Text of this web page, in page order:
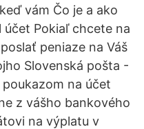
vám Čo je a ako
účet Pokiaľ chcete na
peniaze na Váš
Slovenská pošta -
na účet
z vášho bankového
na výplatu v